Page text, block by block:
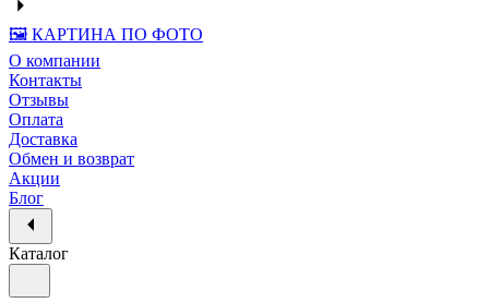
🖼️ КАРТИНА ПО ФОТО
О компании
Контакты
Отзывы
Оплата
Доставка
Обмен и возврат
Акции
Блог
Каталог